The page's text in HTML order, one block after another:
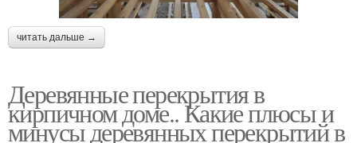
читать дальше →
Деревянные перекрытия в
кирпичном доме.. Какие плюсы и
минусы деревянных перекрытий в